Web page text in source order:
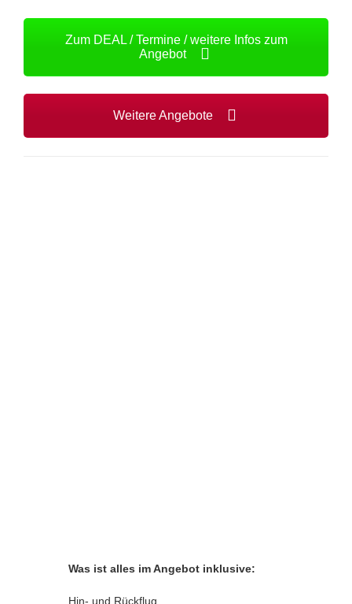
Zum DEAL / Termine / weitere Infos zum
Angebot
Weitere Angebote
Was ist alles im Angebot inklusive:
Hin- und Rückflug